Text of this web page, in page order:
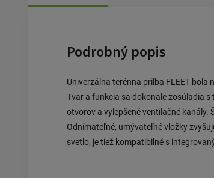
Podrobný popis
Univerzálna terénna prilba FLEET
Tvar a funkcia sa dokonale zosúladia
otvorov a vylepšené ventilačné kanály.
Odnímateľné, umývateľné vložky
svetlo, je tiež kompatibilné s